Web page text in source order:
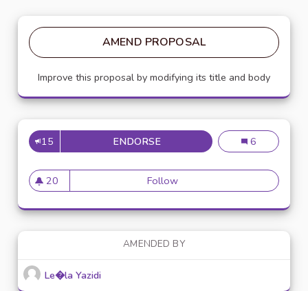
AMEND PROPOSAL
Improve this proposal by modifying its title and body
15 ENDORSEUTILISER UNE SEULEUtiliser une
6
20
20 followers
FollowUtiliser une seule
AMENDED BY
Le�la Yazidi